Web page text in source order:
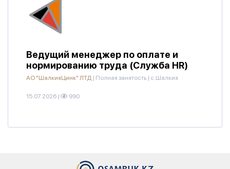
Ведущий менеджер по оплате и
нормированию труда (Служба HR)
АО "ШалкияЦинк" ЛТД | Полная занятость | с.Шалкия
15.07.2026 | 990